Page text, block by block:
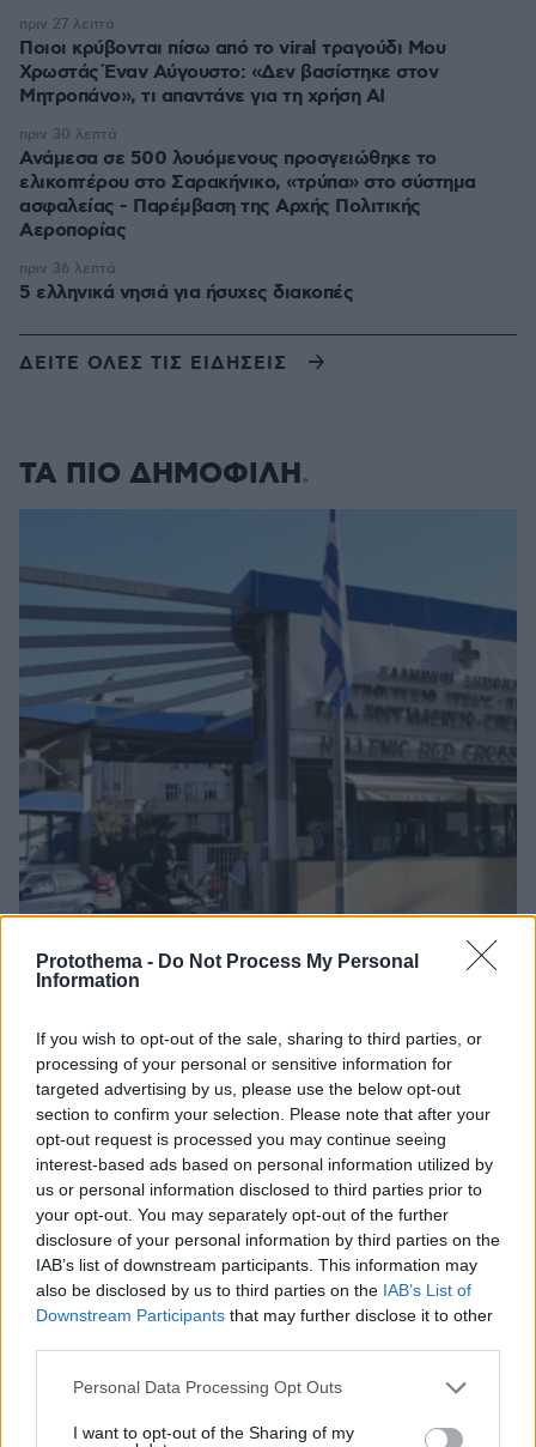
Protothema - Do Not Process My Personal
Information
If you wish to opt-out of the sale, sharing to third parties, or
processing of your personal or sensitive information for
targeted advertising by us, please use the below opt-out
section to confirm your selection. Please note that after your
opt-out request is processed you may continue seeing
interest-based ads based on personal information utilized by
us or personal information disclosed to third parties prior to
your opt-out. You may separately opt-out of the further
disclosure of your personal information by third parties on the
IAB’s list of downstream participants. This information may
also be disclosed by us to third parties on the IAB’s List of
Downstream Participants that may further disclose it to other
Please note that this website/app uses one or more Google
not limited to your visit or usage behaviour. You may click to
Personal Data Processing Opt Outs
I want to opt-out of the Sharing of my
Ποιοι κρύβονται πίσω από το viral τραγούδι Μου
Χρωστάς Έναν Αύγουστο: «Δεν βασίστηκε στον
Μητροπάνο», τι απαντάνε για τη χρήση AI
πριν 27 λεπτά
Ανάμεσα σε 500 λουόμενους προσγειώθηκε το
ελικοπτέρου στο Σαρακήνικο, «τρύπα» στο σύστημα
ασφαλείας - Παρέμβαση της Αρχής Πολιτικής
Αεροπορίας
πριν 30 λεπτά
5 ελληνικά νησιά για ήσυχες διακοπές
πριν 36 λεπτά
ΔΕΙΤΕ ΟΛΕΣ ΤΙΣ ΕΙΔΗΣΕΙΣ
ΤΑ ΠΙΟ ΔΗΜΟΦΙΛΗ
Ασθενής ξυλοκόπησε νοσηλεύτρια στα Επείγοντα
του Ερυθρού Σταυρού, την άρπαξε από τα μαλλιά
και τη χτύπησε σε πόρτες - Τι καταγγέλλει η
ΠΟΕΔΗΝ
09.08.2026, 10:51